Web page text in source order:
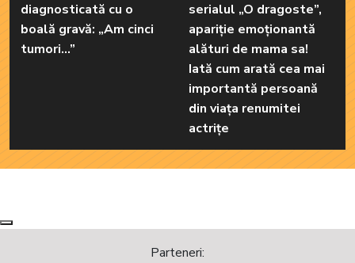
diagnosticată cu o
boală gravă: „Am cinci
tumori...”
serialul „O dragoste”,
apariție emoționantă
alături de mama sa!
Iată cum arată cea mai
importantă persoană
din viața renumitei
actrițe
Next
Previous
Parteneri: